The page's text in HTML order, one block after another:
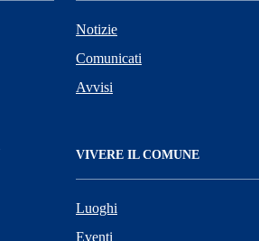
Notizie
Comunicati
Avvisi
VIVERE IL COMUNE
Luoghi
Eventi